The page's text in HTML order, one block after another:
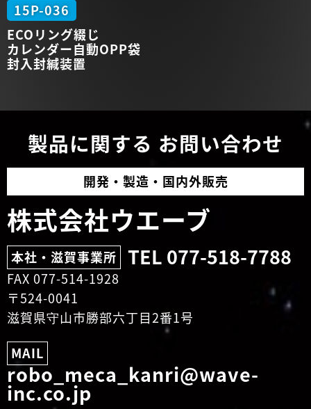
15P-036
ECOリング綴じ
カレンダー自動OPP袋
封入封緘装置
製品に関する お問い合わせ
開発・ 製造・ 国内外販売
株式会社ウエーブ
本社・滋賀事業所 TEL 077-518-7788
FAX 077-514-1928
〒524-0041
滋賀県守山市勝部六丁目2番1号
MAIL
robo_meca_kanri@wave-
inc.co.jp